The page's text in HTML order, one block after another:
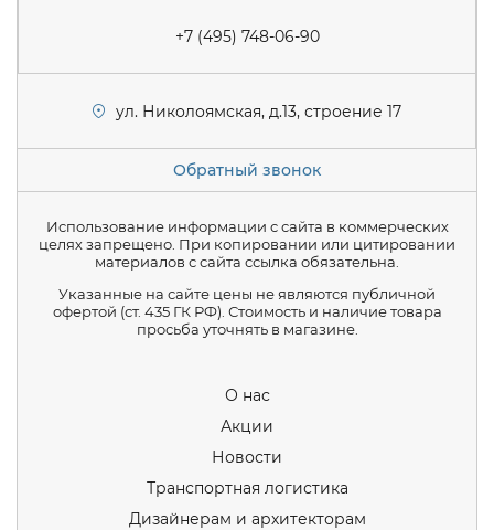
+7 (495) 748-06-90
ул. Николоямская, д.13, строение 17
Обратный звонок
Использование информации с сайта в коммерческих
целях запрещено. При копировании или цитировании
материалов с сайта ссылка обязательна.
Указанные на сайте цены не являются публичной
офертой (ст. 435 ГК РФ). Стоимость и наличие товара
просьба уточнять в магазине.
О нас
Акции
Новости
Транспортная логистика
Дизайнерам и архитекторам